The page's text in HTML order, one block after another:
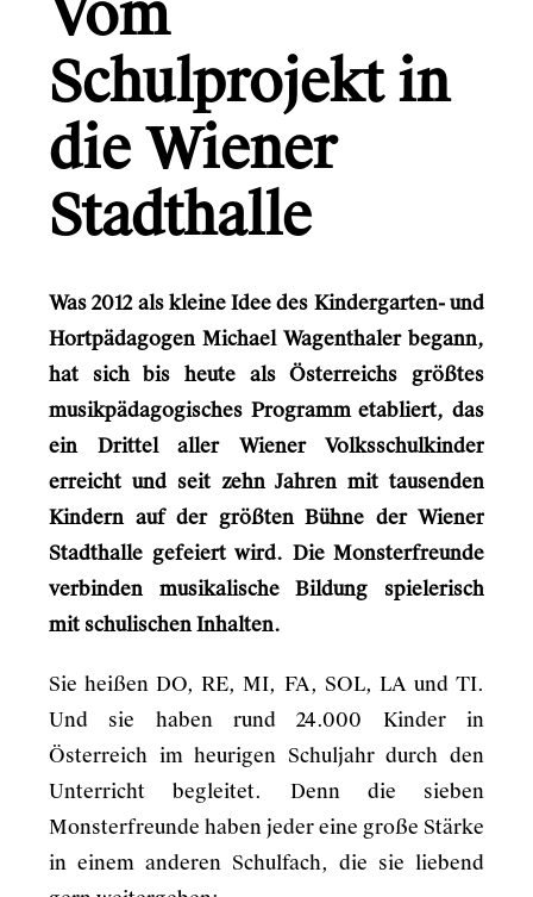
Gründerio
Canal+
Learning Hospital
Friends in Flats
LG
Info
Kontakt
Vom
Schulprojekt in
die Wiener
Stadthalle
Was 2012 als kleine Idee des Kindergarten- und
Hortpädagogen Michael Wagenthaler begann,
hat sich bis heute als Österreichs größtes
musikpädagogisches Programm etabliert, das
ein Drittel aller Wiener Volksschulkinder
erreicht und seit zehn Jahren mit tausenden
Kindern auf der größten Bühne der Wiener
Stadthalle gefeiert wird. Die Monsterfreunde
verbinden musikalische Bildung spielerisch
mit schulischen Inhalten.
Sie heißen DO, RE, MI, FA, SOL, LA und TI.
Und sie haben rund 24.000 Kinder in
Österreich im heurigen Schuljahr durch den
Unterricht begleitet. Denn die sieben
Monsterfreunde haben jeder eine große Stärke
in einem anderen Schulfach, die sie liebend